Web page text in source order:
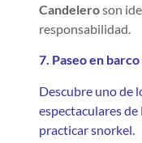
Candeleroson
responsabilidad.
7. Paseo en barco
Descubre uno de
espectaculares
practicar snorkel.